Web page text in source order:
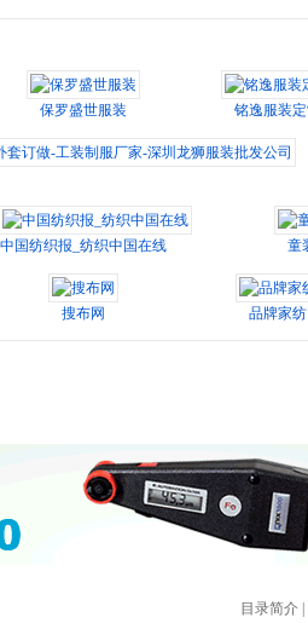
保罗盛世服装 铭逸服装
做-工装制服厂家-深圳龙狮服装批发公司
中国纺织报_纺织中国在线 童
搜布网 品牌家
目录简介